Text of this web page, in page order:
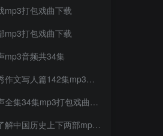
mp3打包戏曲下载
mp3打包戏曲下载
mp3音频共34集
文写人篇142集mp3下载
集34集mp3打包戏曲下载
中国历史上下两部mp3格式